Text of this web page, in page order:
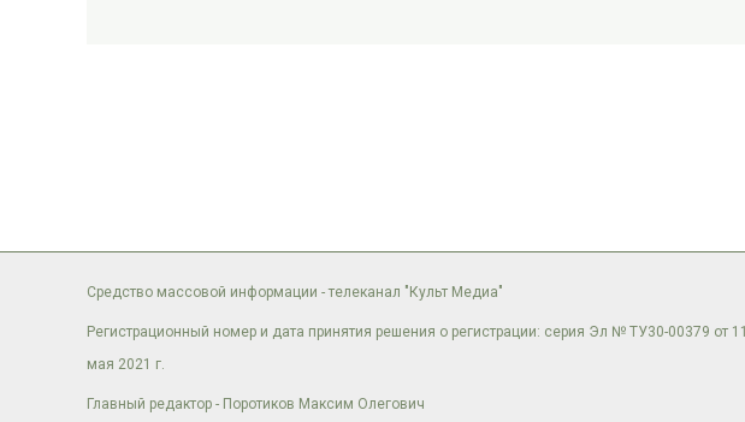
Средство массовой информации - телеканал "Культ Медиа"
Регистрационный номер и дата принятия решения о регистрации: серия Эл № ТУ30-00379 от 11
мая 2021 г.
Главный редактор - Поротиков Максим Олегович